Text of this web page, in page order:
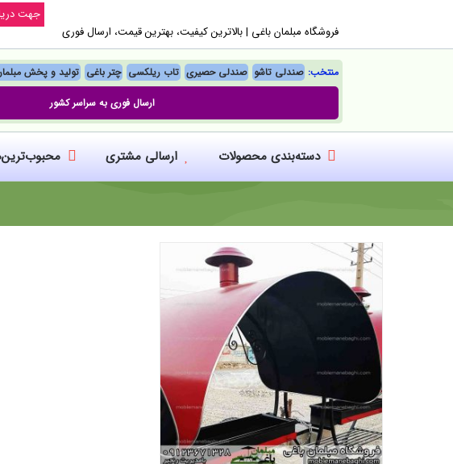
فروشگاه مبلمان باغی |‌ بالاترین کیفیت، بهترین قیمت، ارسال فوری
جهت
منتخب: صندلی تاشو صندلی حصیری تاب ریلکسی چتر باغی تولید و پخش
ارسال فوری به سراسر کشور
دسته‌بندی محصولات ارسالی مشتری